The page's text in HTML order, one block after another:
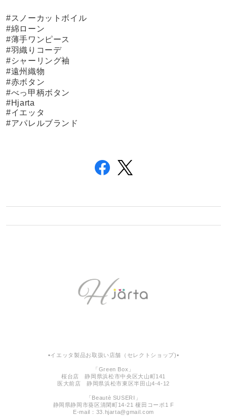
#スノーカットボイル
#綿ローン
#薄手ワンピース
#羽織りコーデ
#シャーリング袖
#遠州織物
#赤ボタン
#べっ甲柄ボタン
#Hjarta
#イエッタ
#アパレルブランド
▪︎イエッタ製品お取扱い店舗（セレクトショップ)▪︎
「Green Box」
桜台店 静岡県浜松市中央区大山町141
医大前店 静岡県浜松市東区半田山4-4-12
「Beautè SUSERI」
静岡県静岡市葵区清閑町14-21 榎田コーポ1 F
E-mail： 33.hjarta@gmail.com